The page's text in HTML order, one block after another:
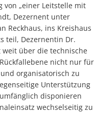
von „einer Leitstelle mit
Dezernent unter
Reckhaus, ins Kreishaus
teil, Dezernentin Dr.
weit über die technische
nicht nur für
organisatorisch zu
Unterstützung
disponieren
wechselseitig zu